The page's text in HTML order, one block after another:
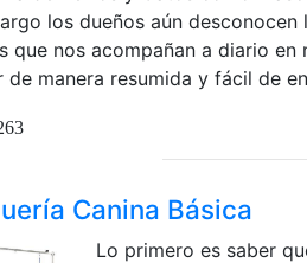
los dueños aún
que nos acompañan a diario
de manera resumida y fácil de
Canina Básica
Lo primero es saber